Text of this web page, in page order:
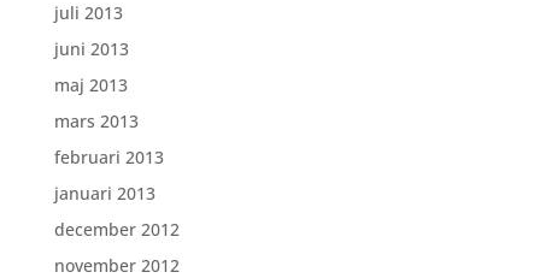
juli 2013
juni 2013
maj 2013
mars 2013
februari 2013
januari 2013
december 2012
november 2012